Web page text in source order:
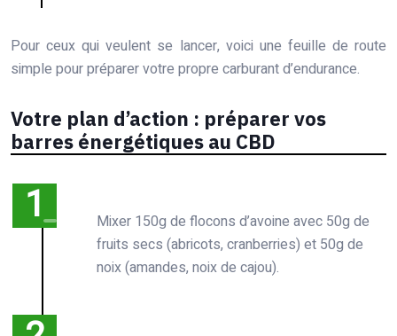
Pour ceux qui veulent se lancer, voici une feuille de route
simple pour préparer votre propre carburant d’endurance.
Votre plan d’action : préparer vos
barres énergétiques au CBD
Mixer 150g de flocons d’avoine avec 50g de
fruits secs (abricots, cranberries) et 50g de
noix (amandes, noix de cajou).